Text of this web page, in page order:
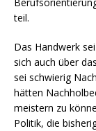
teil.
Das Handwerk
sich auch über
sei schwierig
hätten
meistern zu
Politik, die